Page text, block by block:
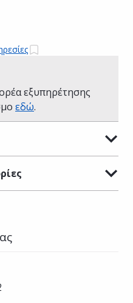
εξυπηρέτησης
εδώ.